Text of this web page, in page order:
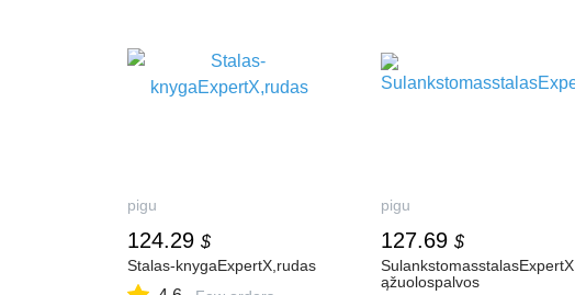
pigu
124.29 $
Stalas-knygaExpertX,rudas
pigu
127.69 $
SulankstomasstalasExpertX,
ąžuolospalvos